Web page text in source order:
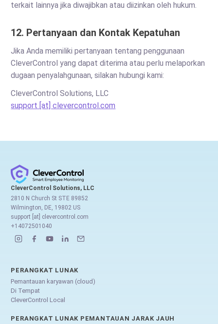
terkait lainnya jika diwajibkan atau diizinkan oleh hukum.
12. Pertanyaan dan Kontak Kepatuhan
Jika Anda memiliki pertanyaan tentang penggunaan
CleverControl yang dapat diterima atau perlu melaporkan
dugaan penyalahgunaan, silakan hubungi kami:
CleverControl Solutions, LLC
support [at] clevercontrol.com
CleverControl Solutions, LLC
2810 N Church St STE 89852
Wilmington, DE, 19802 US
support [at] clevercontrol.com
+14072501040
PERANGKAT LUNAK
Pemantauan karyawan (cloud)
Di Tempat
CleverControl Local
PERANGKAT LUNAK PEMANTAUAN JARAK JAUH